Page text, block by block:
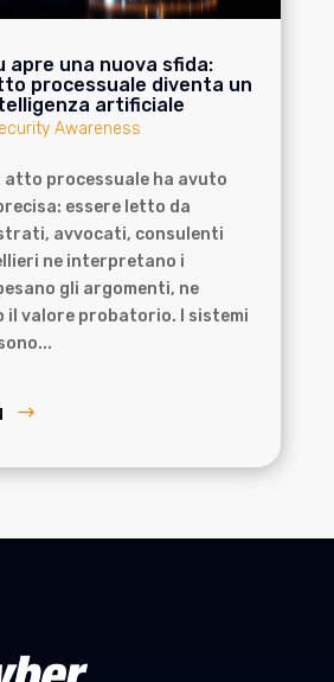
apre una nuova sfida:
processuale diventa un
artificiale
Awareness
atto processuale ha avuto
essere letto da
avvocati, consulenti
ne interpretano i
gli argomenti, ne
valore probatorio. I sistemi